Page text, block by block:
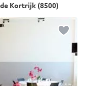
Kortrijk (8500)